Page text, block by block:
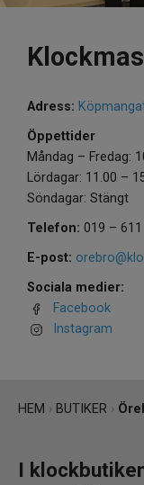
Adress:
Öppettider
Måndag – Fredag:
Lördagar: 11.00 –
Söndagar: Stängt
Telefon: 019 –
E-post:
Sociala medier:
Facebook
Instagram
HEM › BUTIKER ›
I